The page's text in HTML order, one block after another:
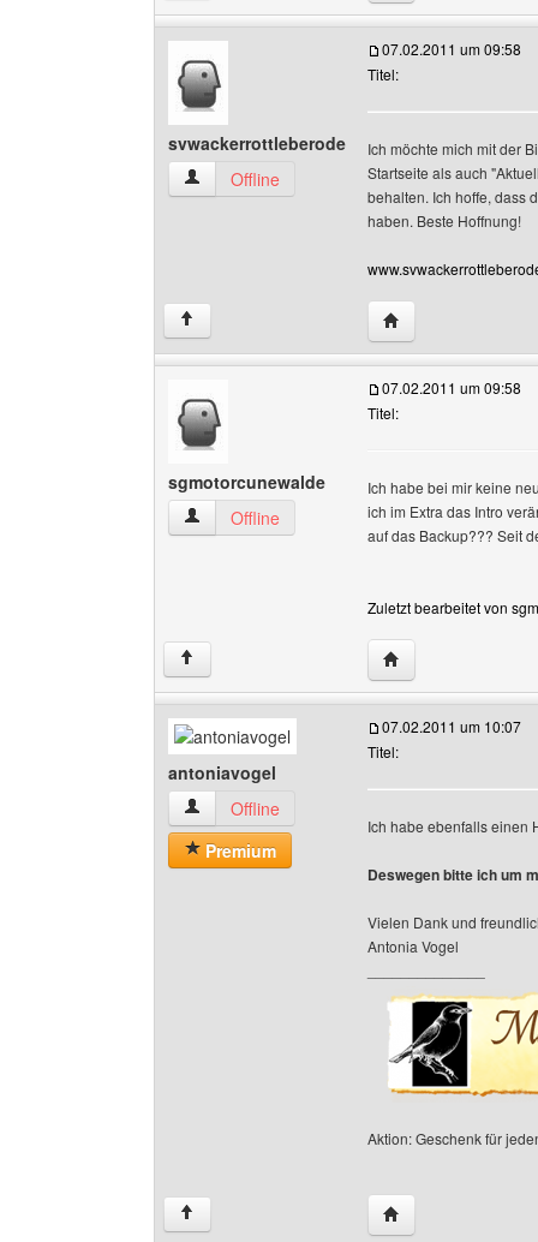
svwackerrottleberode
svwackerrottleberode Benutzer-Profile
Offline
07.02.2011 um 09:58
Titel:
Ich möchte mich mit der
Startseite als auch
behalten. Ich hoffe, dass
haben. Beste Hoffnung!
↑ Website dieses
sgmotorcunewalde
sgmotorcunewalde Benutzer-Profile anzeigen
Offline
07.02.2011 um 09:58
Titel:
Ich habe bei mir keine
ich im Extra das Intro
auf das Backup??? Seit
Zuletzt bearbeitet von
↑ Website dieses
antoniavogel
antoniavogel Benutzer-Profile anzeigen
Offline
Premium
07.02.2011 um 10:07
Titel:
Ich habe ebenfalls einen
Deswegen bitte ich um
Vielen Dank und
Antonia Vogel
Aktion: Geschenk für
↑ Website dieses